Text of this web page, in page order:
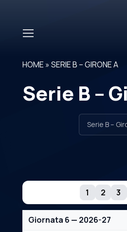
HOME »SERIE B – GIRONE A
Serie B –
1 2 3
Giornata 6 — 2026-27